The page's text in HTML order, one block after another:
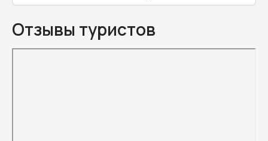
Отзывы туристов